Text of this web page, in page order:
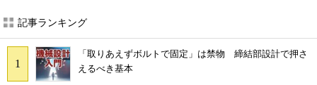
記事ランキング
「取りあえずボルトで固定」は禁物 締結部設計で押さ
えるべき基本